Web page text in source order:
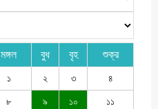
মঙ্গল বুধ বৃহ শুক্র
১ ২ ৩ ৪
৮ ৯ ১০ ১১